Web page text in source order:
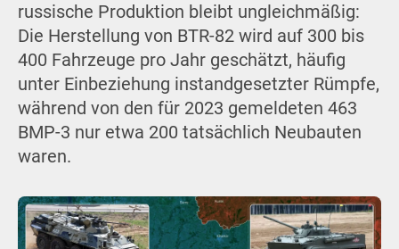
russische Produktion bleibt ungleichmäßig:
Die Herstellung von BTR-82 wird auf 300 bis
400 Fahrzeuge pro Jahr geschätzt, häufig
unter Einbeziehung instandgesetzter Rümpfe,
während von den für 2023 gemeldeten 463
BMP-3 nur etwa 200 tatsächlich Neubauten
waren.